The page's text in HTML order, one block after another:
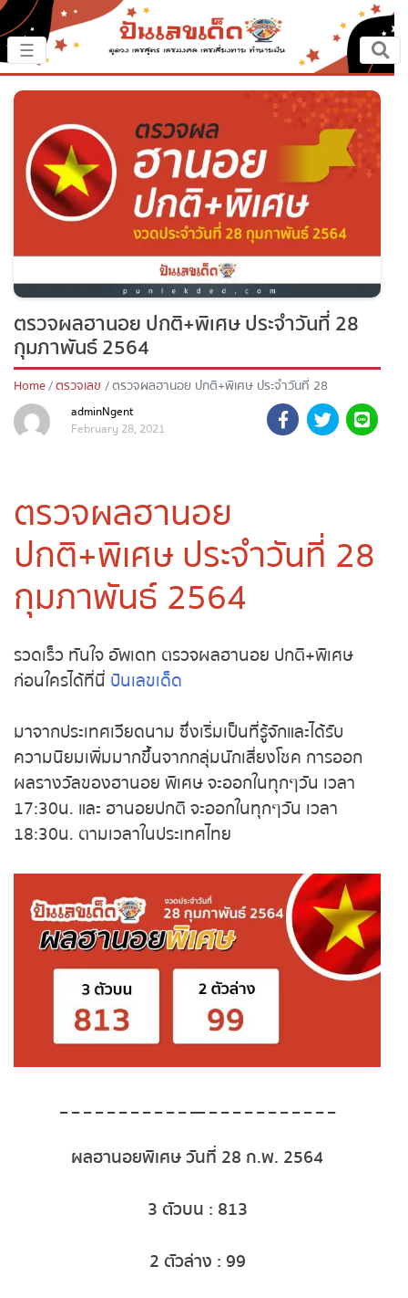
หน้าหลัก
ปันเรื่องเด็ด
ปันแนวทาง
ปันเลขฝัน
ตรวจเลข
หวยสด
ถ่ายทอดสดถ่ายทอดสดหวย
ถ่ายทอดสดหวยออมสิน
ถ่ายทอดสดหวยธกส.
ถ่ายทอดสดหวยลาว
ถ่ายทอดสดหวยลาว ซุปเปอร์
ถ่ายทอดสดหวยฮานอยพิเศษ
ถ่ายทอดสดหวยมาเลย์
ถ่ายทอดสดหวยไต้หวัน
ถ่ายทอดสดหวยกัมพูชา GD
หวยหุ้นสด
หวยหุ้นไทย เย็น
หวยหุ้นนิเคอิ เช้า
×
☰
ตรวจผลฮานอย ปกติ+พิเศษ ประจำวันที่ 28
กุมภาพันธ์ 2564
Home ตรวจเลข ตรวจผลฮานอย ปกติ+พิเศษ ประจำวันที่ 28
กุมภาพันธ์ 2564
adminNgent
February 28, 2021
ตรวจผลฮานอย
ปกติ+พิเศษ ประจำวันที่ 28
กุมภาพันธ์ 2564
รวดเร็ว ทันใจ อัพเดท ตรวจผลฮานอย ปกติ+พิเศษ
ก่อนใครได้ที่นี่ ปันเลขเด็ด
มาจากประเทศเวียดนาม ซึ่งเริ่มเป็นที่รู้จักและได้รับ
ความนิยมเพิ่มมากขึ้นจากกลุ่มนักเสี่ยงโชค การออก
ผลรางวัลของฮานอย พิเศษ จะออกในทุกๆวัน เวลา
17:30น. และ ฮานอยปกติ จะออกในทุกๆวัน เวลา
18:30น. ตามเวลาในประเทศไทย
_ _ _ _ _ _ _ _ _ _ _ __ _ _ _ _ _ _ _ _ _ _ _
ผลฮานอยพิเศษ วันที่ 28 ก.พ. 2564
3 ตัวบน : 813
2 ตัวล่าง : 99